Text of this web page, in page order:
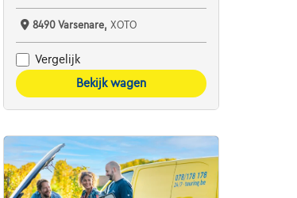
8490 Varsenare,XOTO
Vergelijk
Bekijk wagen